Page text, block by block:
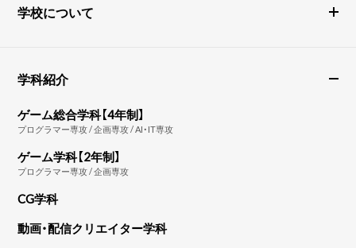
学校について
学科紹介
ゲーム総合学科【4年制】
プログラマー専攻 / 企画専攻 / AI・IT専攻
ゲーム学科【2年制】
プログラマー専攻 / 企画専攻
CG学科
動画・配信クリエイター学科